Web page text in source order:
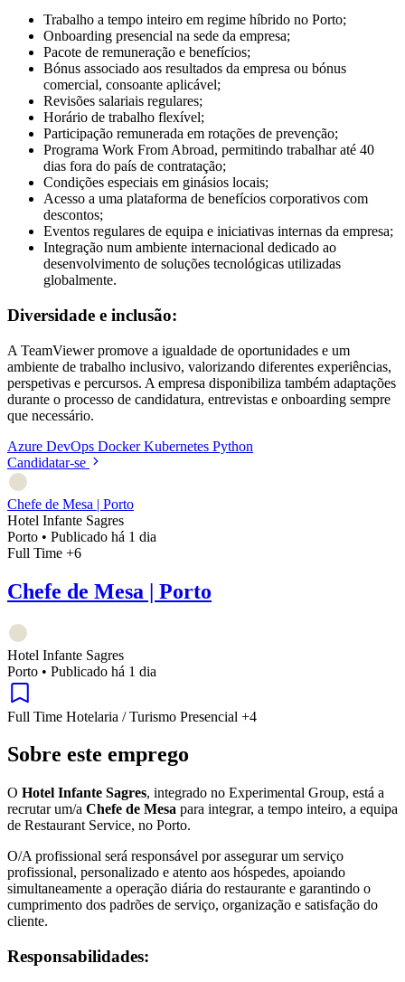
Trabalho a tempo inteiro em regime híbrido no Porto;
Onboarding presencial na sede da empresa;
Pacote de remuneração e benefícios;
Bónus associado aos resultados da empresa ou bónus
comercial, consoante aplicável;
Revisões salariais regulares;
Horário de trabalho flexível;
Participação remunerada em rotações de prevenção;
Programa Work From Abroad, permitindo trabalhar até 40
dias fora do país de contratação;
Condições especiais em ginásios locais;
Acesso a uma plataforma de benefícios corporativos com
descontos;
Eventos regulares de equipa e iniciativas internas da empresa;
Integração num ambiente internacional dedicado ao
desenvolvimento de soluções tecnológicas utilizadas
globalmente.
Diversidade e inclusão:
A TeamViewer promove a igualdade de oportunidades e um
ambiente de trabalho inclusivo, valorizando diferentes experiências,
perspetivas e percursos. A empresa disponibiliza também adaptações
durante o processo de candidatura, entrevistas e onboarding sempre
que necessário.
Azure DevOps DockerKubernetes Python
Candidatar-se
Chefe de Mesa | Porto
Hotel Infante Sagres
Porto • Publicado há 1 dia
Full Time +6
Chefe de Mesa | Porto
Hotel Infante Sagres
Porto • Publicado há 1 dia
Full Time Hotelaria / Turismo Presencial +4
Sobre este emprego
O Hotel Infante Sagres, integrado no Experimental Group, está a
recrutar um/a Chefe de Mesa para integrar, a tempo inteiro, a equipa
de Restaurant Service, no Porto.
O/A profissional será responsável por assegurar um serviço
profissional, personalizado e atento aos hóspedes, apoiando
simultaneamente a operação diária do restaurante e garantindo o
cumprimento dos padrões de serviço, organização e satisfação do
cliente.
Responsabilidades: